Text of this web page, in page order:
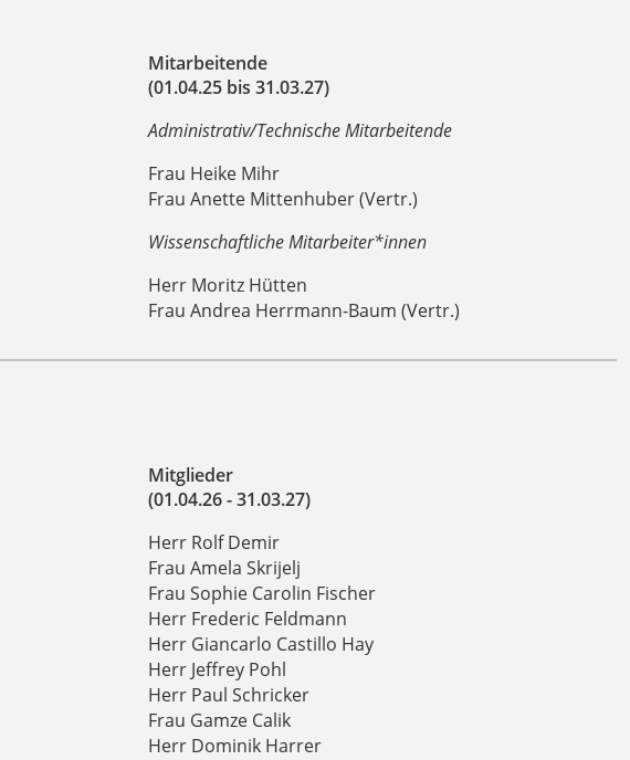
Mitarbeitende
(01.04.25 bis 31.03.27)
Administrativ/Technische Mitarbeitende
Frau Heike Mihr
Frau Anette Mittenhuber (Vertr.)
Wissenschaftliche Mitarbeiter*innen
Herr Moritz Hütten
Frau Andrea Herrmann-Baum (Vertr.)
Mitglieder
(01.04.26 - 31.03.27)
Herr Rolf Demir
Frau Amela Skrijelj
Frau Sophie Carolin Fischer
Herr Frederic Feldmann
Herr Giancarlo Castillo Hay
Herr Jeffrey Pohl
Herr Paul Schricker
Frau Gamze Calik
Herr Dominik Harrer